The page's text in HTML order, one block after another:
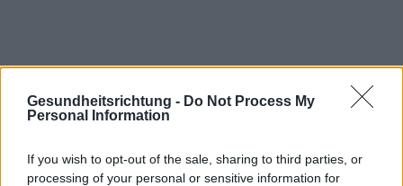
Gesundheitsrichtung - Do Not Process My
Personal Information
If you wish to opt-out of the sale, sharing to third parties, or
processing of your personal or sensitive information for
Interessant? Teilen sie es auf Facebook!